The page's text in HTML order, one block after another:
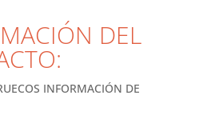
DEL
INFORMACIÓN DE